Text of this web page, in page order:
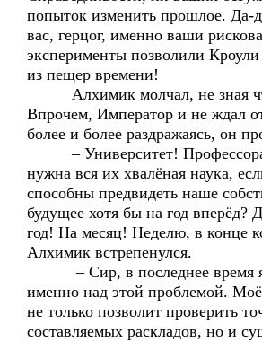
попыток изменить прошлое. Да-
вас, герцог, именно ваши
эксперименты позволили Кроули
из пещер времени!
Алхимик молчал, не зная
Впрочем, Император и не ждал
более и более раздражаясь, он
– Университет!
нужна вся их хвалёная наука,
способны предвидеть наше
будущее хотя бы на год вперёд?
год! На месяц! Неделю, в конце
Алхимик встрепенулся.
– Сир, в последнее время я
именно над этой проблемой. Моё
не только позволит проверить
составляемых раскладов, но и